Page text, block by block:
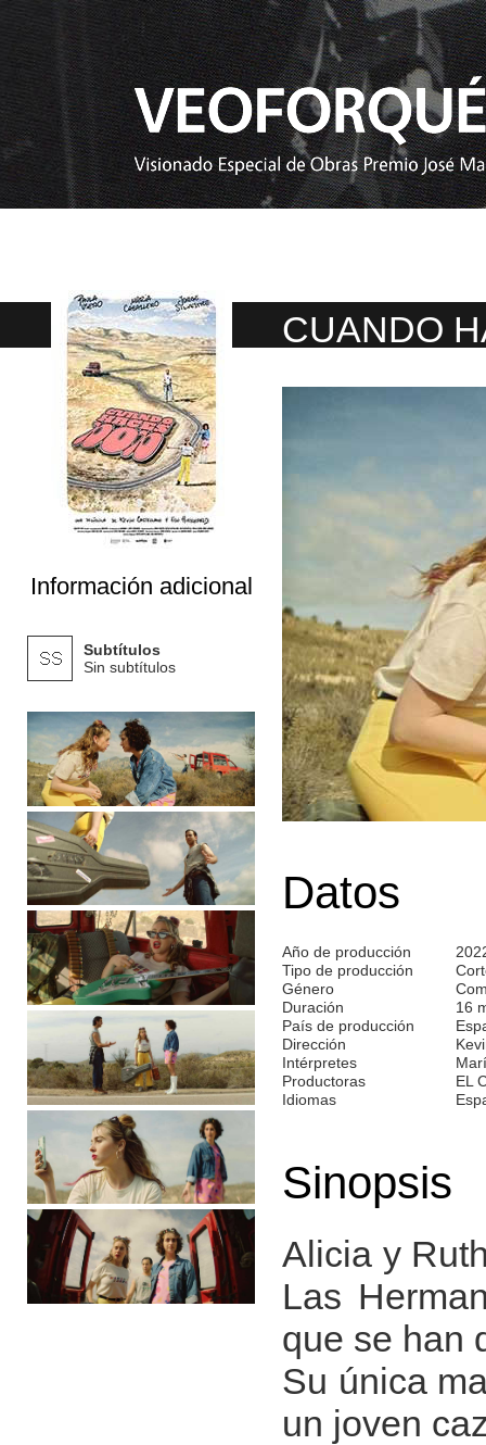
Información adicional
Subtítulos
Sin subtítulos
CUANDO
Datos
Año de producción
Tipo de producción
Género
Duración
16
País de producción
Dirección
Intérpretes
Productoras
EL
Idiomas
Sinopsis
Alicia y
Las
que se han
Su única
un joven